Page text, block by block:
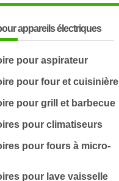
appareils électriques
pour aspirateur
pour four et cuisinière
pour grill et barbecue
pour climatiseurs
pour fours à micro-
pour lave vaisselle